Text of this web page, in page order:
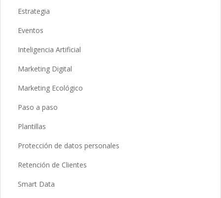
Estrategia
Eventos
Inteligencia Artificial
Marketing Digital
Marketing Ecológico
Paso a paso
Plantillas
Protección de datos personales
Retención de Clientes
Smart Data